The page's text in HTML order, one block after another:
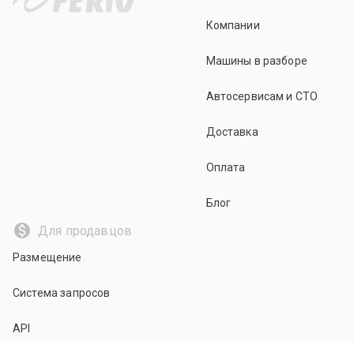
Компании
Машины в разборе
Автосервисам и СТО
Доставка
Оплата
Блог
Для продавцов
Размещение
Система запросов
API